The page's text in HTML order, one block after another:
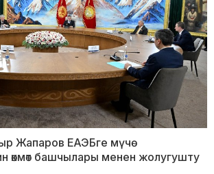
Жапаров ЕАЭБге мүчө
өкмөт башчылары менен жолугушту